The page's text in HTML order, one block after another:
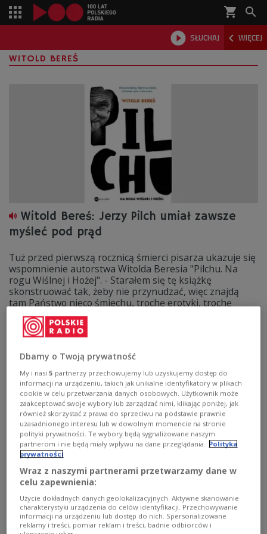
shopping_cart 
 SŁUCHAJ  WIĘCEJ

WITOLD BEREŚ
Witold Bereś: Jerzy Pilch umiał zawsze
myśleć pod prąd
Tuż przed pierwszą rocznicą śmierci pisarza ukazuje się
wspomnienie autorstwa Witolda Beresia "Pilchu. Na
rogu Wiślnej i Hożej". - Starałem się tę książkę
skonstruować tak, żeby nie przynudzać, więc znajdą
tam Państwo nieco śmiechu, trochę erotyki, trochę
skandali alkoholowo-towarzyskich, ale rzeczywiście
książka tam dominuje - mówił on na antenie Dwójki.
Zobacz więcej na temat:
wspomnienie
literatura Dorota Gacek
Czesław Okińczyc – "Polak z żelaza"
Takie miano nadał polskiemu działaczowi na Litwie Jan
Dbamy o Twoją prywatność
My i nasi5 partnerzy przechowujemy lub uzyskujemy dostęp do
informacji na urządzeniu, takich jak unikalne identyfikatory w plikach
cookie w celu przetwarzania danych osobowych. Użytkownik może
zaakceptować swoje wybory lub zarządzać nimi, klikając poniżej, jak
również skorzystać z prawa do sprzeciwu na podstawie prawnie
uzasadnionego interesu lub w dowolnym momencie na stronie
polityki prywatności. Te wybory będą sygnalizowane naszym
partnerom i nie będą miały wpływu na dane przeglądania. Polityka
prywatności
Wraz z naszymi partnerami przetwarzamy dane w
celu zapewnienia:
Użycie dokładnych danych geolokalizacyjnych. Aktywne skanowanie
charakterystyki urządzenia do celów identyfikacji. Przechowywanie
informacji na urządzeniu lub dostęp do nich. Spersonalizowane
reklamy i treści, pomiar reklam i treści, badnie odbiorców i